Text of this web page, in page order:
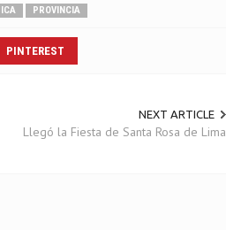
PROVINCIA
PINTEREST
NEXT ARTICLE
Llegó la Fiesta de Santa Rosa de Lima